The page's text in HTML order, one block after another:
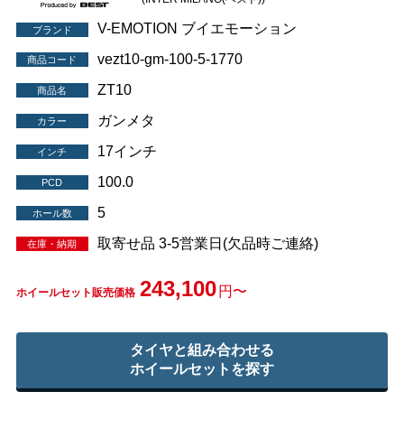
ブランド V-EMOTION ブイエモーション
商品コード vezt10-gm-100-5-1770
商品名 ZT10
カラー ガンメタ
インチ 17インチ
PCD 100.0
ホール数 5
在庫・納期 取寄せ品 3-5営業日(欠品時ご連絡)
ホイールセット販売価格 243,100 円〜
タイヤと組み合わせる
ホイールセットを探す